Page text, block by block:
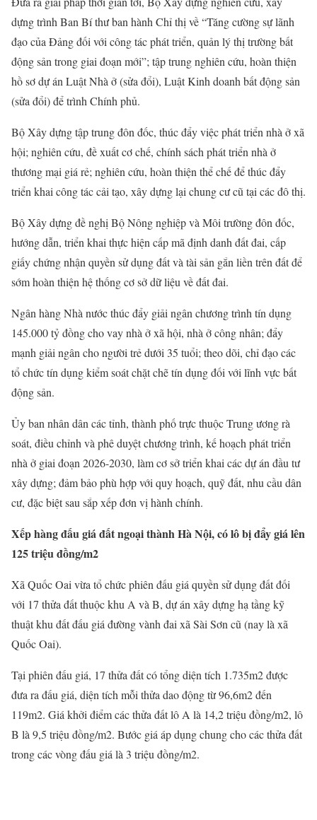
dựng trình Ban Bí thư ban hành Chỉ thị về “Tăng cường sự lãnh
đạo của Đảng đối với công tác phát triển, quản lý thị trường bất
động sản trong giai đoạn mới”; tập trung nghiên cứu, hoàn thiện
hồ sơ dự án Luật Nhà ở (sửa đổi), Luật Kinh doanh bất động sản
(sửa đổi) để trình Chính phủ.
Bộ Xây dựng tập trung đôn đốc, thúc đẩy việc phát triển nhà ở xã
hội; nghiên cứu, đề xuất cơ chế, chính sách phát triển nhà ở
thương mại giá rẻ; nghiên cứu, hoàn thiện thể chế để thúc đẩy
triển khai công tác cải tạo, xây dựng lại chung cư cũ tại các đô thị.
Bộ Xây dựng đề nghị Bộ Nông nghiệp và Môi trường đôn đốc,
hướng dẫn, triển khai thực hiện cấp mã định danh đất đai, cấp
giấy chứng nhận quyền sử dụng đất và tài sản gắn liền trên đất để
sớm hoàn thiện hệ thống cơ sở dữ liệu về đất đai.
Ngân hàng Nhà nước thúc đẩy giải ngân chương trình tín dụng
145.000 tỷ đồng cho vay nhà ở xã hội, nhà ở công nhân; đẩy
mạnh giải ngân cho người trẻ dưới 35 tuổi; theo dõi, chỉ đạo các
tổ chức tín dụng kiểm soát chặt chẽ tín dụng đối với lĩnh vực bất
động sản.
Ủy ban nhân dân các tỉnh, thành phố trực thuộc Trung ương rà
soát, điều chỉnh và phê duyệt chương trình, kế hoạch phát triển
nhà ở giai đoạn 2026-2030, làm cơ sở triển khai các dự án đầu tư
xây dựng; đảm bảo phù hợp với quy hoạch, quỹ đất, nhu cầu dân
cư, đặc biệt sau sắp xếp đơn vị hành chính.
Xếp hàng đấu giá đất ngoại thành Hà Nội, có lô bị đẩy giá lên
125 triệu đồng/m2
Xã Quốc Oai vừa tổ chức phiên đấu giá quyền sử dụng đất đối
với 17 thửa đất thuộc khu A và B, dự án xây dựng hạ tầng kỹ
thuật khu đất đấu giá đường vành đai xã Sài Sơn cũ (nay là xã
Quốc Oai).
Tại phiên đấu giá, 17 thửa đất có tổng diện tích 1.735m2 được
đưa ra đấu giá, diện tích mỗi thửa dao động từ 96,6m2 đến
119m2. Giá khởi điểm các thửa đất lô A là 14,2 triệu đồng/m2, lô
B là 9,5 triệu đồng/m2. Bước giá áp dụng chung cho các thửa đất
trong các vòng đấu giá là 3 triệu đồng/m2.